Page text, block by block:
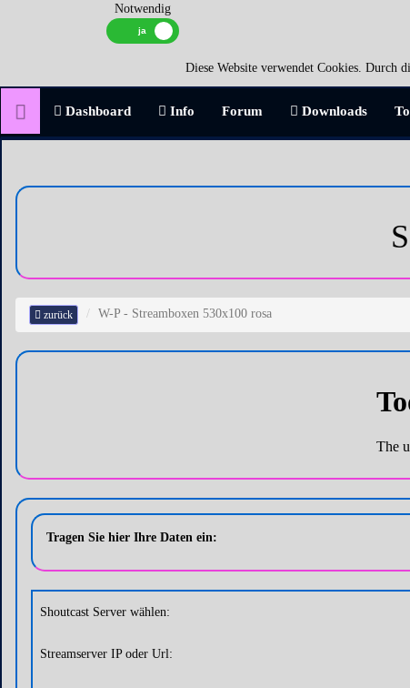
Notwendig
Diese Website verwendet Cookies. Durch
Dashboard Info Forum Downloads
zurück W-P - Streamboxen 530x100 rosa
Tragen Sie hier Ihre Daten ein:
Shoutcast Server wählen:
Streamserver IP oder Url: